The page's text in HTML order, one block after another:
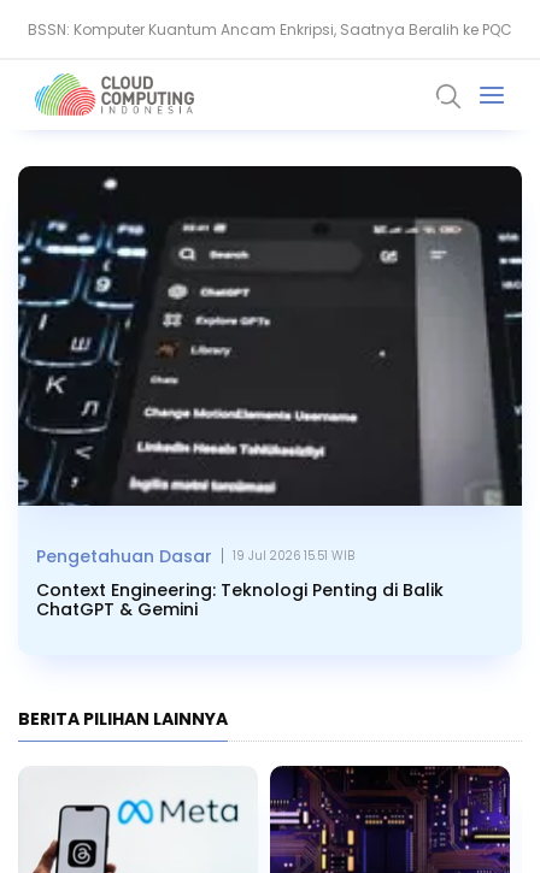
Serangan Siber Terkoordinasi Ganggu Layanan Air di Minnesota
Context Engineering: Teknologi Penting di Balik
ChatGPT & Gemini
Pengetahuan Dasar | 19 Jul 2026 15.51 WIB
BERITA PILIHAN LAINNYA